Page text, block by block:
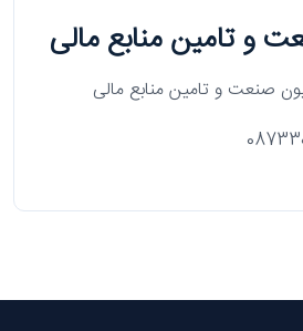
و تامین منابع مالی
صنعت و تامین منابع مالی